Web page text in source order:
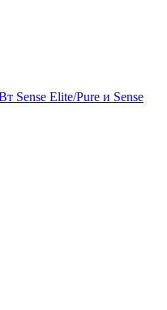
Sense Elite/Pure и Sense